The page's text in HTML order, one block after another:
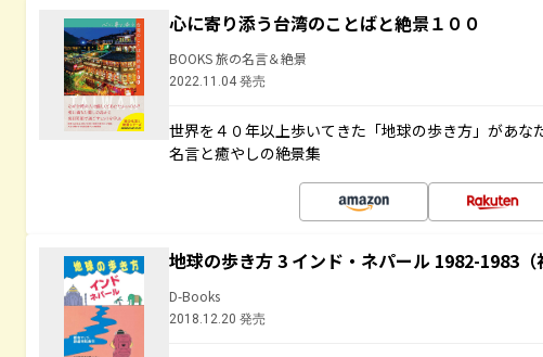
心に寄り添う台湾のことばと絶景１００
BOOKS 旅の名言＆絶景
2022.11.04 発売
世界を４０年以上歩いてきた「地球の歩き方」があな
名言と癒やしの絶景集
地球の歩き方 3 インド・ネパール 1982-1983（
D-Books
2018.12.20 発売